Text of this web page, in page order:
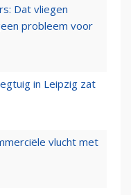
Dat vliegen
probleem voor
in Leipzig zat
vlucht met